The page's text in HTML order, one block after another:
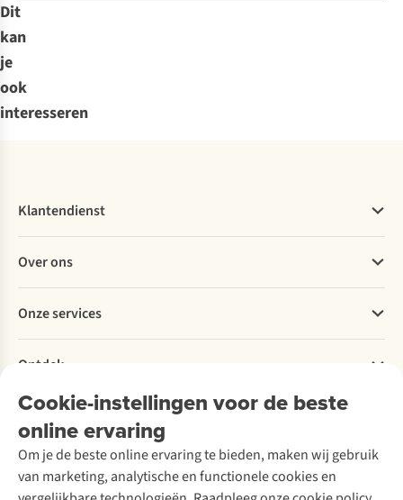
Dit
kan
je
ook
interesseren
Cookie-instellingen voor de beste
online ervaring
Om je de beste online ervaring te bieden, maken wij gebruik
van marketing, analytische en functionele cookies en
Klantendienst
Bestellen
Betalen
Levering
Retourneren
Bestelling herroepen
Garantie
Contact
Over ons
Explore More
Verantwoord ondernemen
Over Ayacucho
Onze winkels
Over A.S.Adventure
Toegankelijkheidsverklaring
Onze services
Ski-onderhoud
Wasservice
Schoenonderhoud
Schoenherstelling
Kledingherstelling
Ontdek
A.S.Magazine
Podcast
Explore Academy
Explore Camp
Gear Check
Meld je aan voor de nieuwsbrief